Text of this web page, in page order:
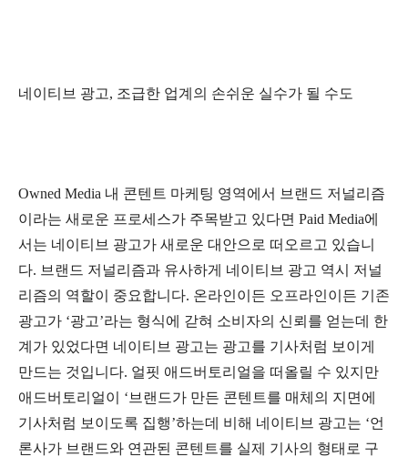
네이티브 광고, 조급한 업계의 손쉬운 실수가 될 수도
Owned Media 내 콘텐트 마케팅 영역에서 브랜드 저널리즘
이라는 새로운 프로세스가 주목받고 있다면 Paid Media에
서는 네이티브 광고가 새로운 대안으로 떠오르고 있습니
다. 브랜드 저널리즘과 유사하게 네이티브 광고 역시 저널
리즘의 역할이 중요합니다. 온라인이든 오프라인이든 기존
광고가 ‘광고’라는 형식에 갇혀 소비자의 신뢰를 얻는데 한
계가 있었다면 네이티브 광고는 광고를 기사처럼 보이게
만드는 것입니다. 얼핏 애드버토리얼을 떠올릴 수 있지만
애드버토리얼이 ‘브랜드가 만든 콘텐트를 매체의 지면에
기사처럼 보이도록 집행’하는데 비해 네이티브 광고는 ‘언
론사가 브랜드와 연관된 콘텐트를 실제 기사의 형태로 구